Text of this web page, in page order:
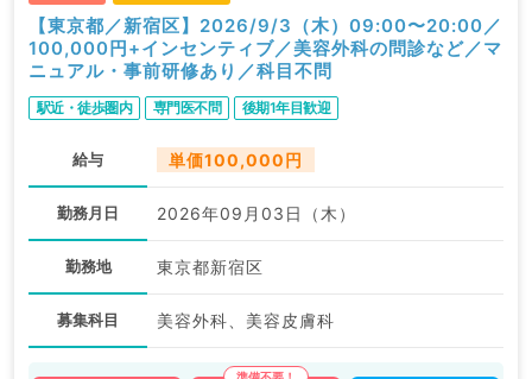
【東京都／新宿区】2026/9/3（木）09:00〜20:00／
100,000円+インセンティブ／美容外科の問診など／マ
ニュアル・事前研修あり／科目不問
駅近・徒歩圏内 専門医不問 後期1年目歓迎
給与 単価100,000円
勤務月日 2026年09月03日（木）
勤務地 東京都新宿区
募集科目 美容外科、美容皮膚科